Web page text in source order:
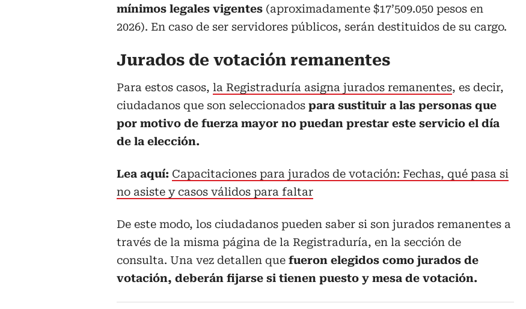
mínimos legales vigentes (aproximadamente $17’509.050 pesos en
2026). En caso de ser servidores públicos, serán destituidos de su cargo.
Jurados de votación remanentes
Para estos casos, la Registraduría asigna jurados remanentes, es decir,
ciudadanos que son seleccionados para sustituir a las personas que
por motivo de fuerza mayor no puedan prestar este servicio el día
de la elección.
Lea aquí: Capacitaciones para jurados de votación: Fechas, qué pasa si
no asiste y casos válidos para faltar
De este modo, los ciudadanos pueden saber si son jurados remanentes a
través de la misma página de la Registraduría, en la sección de
consulta. Una vez detallen que fueron elegidos como jurados de
votación, deberán fijarse si tienen puesto y mesa de votación.